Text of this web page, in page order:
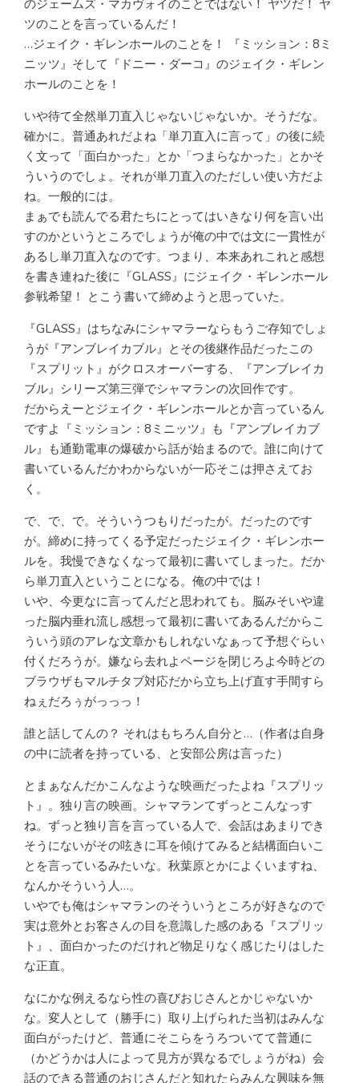
のジェームズ・マカヴォイのことではない！ ヤツだ！ ヤ
ツのことを言っているんだ！
…ジェイク・ギレンホールのことを！ 『ミッション：8ミ
ニッツ』そして『ドニー・ダーコ』のジェイク・ギレン
ホールのことを！
いや待て全然単刀直入じゃないじゃないか。そうだな。
確かに。普通あれだよね「単刀直入に言って」の後に続
く文って「面白かった」とか「つまらなかった」とかそ
ういうのでしょ。それが単刀直入のただしい使い方だよ
ね。一般的には。
まぁでも読んでる君たちにとってはいきなり何を言い出
すのかというところでしょうが俺の中では文に一貫性が
あるし単刀直入なのです。つまり、本来あれこれと感想
を書き連ねた後に『GLASS』にジェイク・ギレンホール
参戦希望！ とこう書いて締めようと思っていた。
『GLASS』はちなみにシャマラーならもうご存知でしょ
うが『アンブレイカブル』とその後継作品だったこの
『スプリット』がクロスオーバーする、『アンブレイカ
ブル』シリーズ第三弾でシャマランの次回作です。
だからえーとジェイク・ギレンホールとか言っているん
ですよ『ミッション：8ミニッツ』も『アンブレイカブ
ル』も通勤電車の爆破から話が始まるので。誰に向けて
書いているんだかわからないが一応そこは押さえてお
く。
で、で、で。そういうつもりだったが。だったのです
が。締めに持ってくる予定だったジェイク・ギレンホー
ルを。我慢できなくなって最初に書いてしまった。だか
ら単刀直入ということになる。俺の中では！
いや、今更なに言ってんだと思われても。脳みそいや違
った脳内垂れ流し感想って最初に書いてあるんだからこ
ういう頭のアレな文章かもしれないなぁって予想ぐらい
付くだろうが。嫌なら去れよページを閉じろよ今時どの
ブラウザもマルチタブ対応だから立ち上げ直す手間すら
ねぇだろぅがっっっ！
誰と話してんの？ それはもちろん自分と…（作者は自身
の中に読者を持っている、と安部公房は言った）
とまぁなんだかこんなような映画だったよね『スプリッ
ト』。独り言の映画。シャマランてずっとこんなっす
ね。ずっと独り言を言っている人で、会話はあまりでき
そうにないがその呟きに耳を傾けてみると結構面白いこ
とを言っているみたいな。秋葉原とかによくいますね、
なんかそういう人…。
いやでも俺はシャマランのそういうところが好きなので
実は意外とお客さんの目を意識した感のある『スプリッ
ト』、面白かったのだけれど物足りなく感じたりはした
な正直。
なにかな例えるなら性の喜びおじさんとかじゃないか
な。変人として（勝手に）取り上げられた当初はみんな
面白がったけど、普通にそこらをうろついてて普通に
（かどうかは人によって見方が異なるでしょうがね）会
話のできる普通のおじさんだと知れたらみんな興味を無